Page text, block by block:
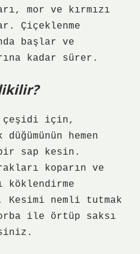
mor ve kırmızı
Çiçeklenme
başlar ve
kadar sürer.
çeşidi için,
hemen
sap kesin.
koparın ve
köklendirme
Kesimi nemli tutmak
ile örtüp saksı